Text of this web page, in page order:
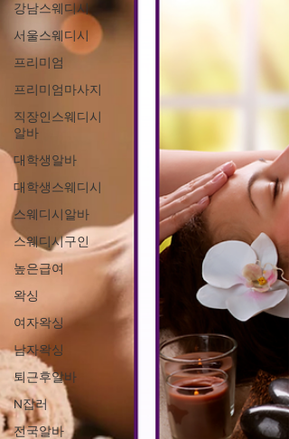
강남스웨디시
서울스웨디시
프리미엄
프리미엄마사지
직장인스웨디시
알바
대학생알바
대학생스웨디시
스웨디시알바
스웨디시구인
높은급여
왁싱
여자왁싱
남자왁싱
퇴근후알바
N잡러
전국알바